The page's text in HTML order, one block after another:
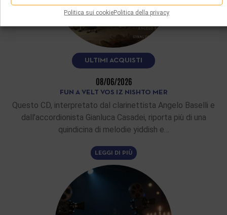
Politica sui cookiePolitica della privacy
ULTIMI ACQUISTI
08/06/2026
FUN A VELT VOS IZ NISHTO MER
Questo CD, interpretato dal clarinettista Angelo Baselli e
dall’accordionista Gianluca Casadei, riporta più di una
quindicina di melodie yiddish e…
LEGGI DI PIÙ